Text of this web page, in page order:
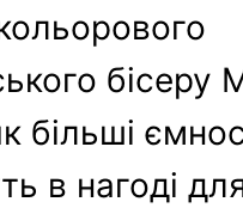
бісеру
більші
в нагоді